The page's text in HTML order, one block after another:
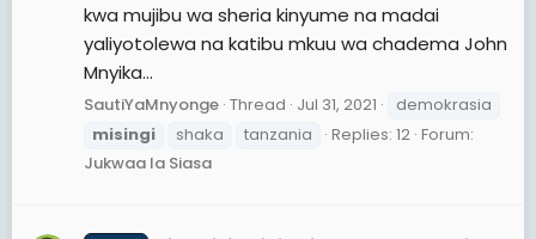
kwa mujibu wa sheria kinyume na madai
yaliyotolewa na katibu mkuu wa chadema John
Mnyika...
SautiYaMnyonge Thread Jul 31, 2021
demokrasia
misingi
shaka tanzania Replies: 12 Forum:
Jukwaa la Siasa